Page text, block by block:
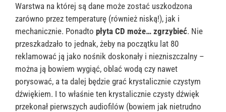
Warstwa na której są dane może zostać uszkodzona
zarówno przez temperaturę (również niską!), jak i
mechanicznie. Ponadto płyta CD może… zgrzybieć. Nie
przeszkadzało to jednak, żeby na początku lat 80
reklamować ją jako nośnik doskonały i niezniszczalny –
można ją bowiem wygiąć, oblać wodą czy nawet
porysować, a ta dalej będzie grać krystalicznie czystym
dźwiękiem. I to właśnie ten krystalicznie czysty dźwięk
przekonał pierwszych audiofilów (bowiem jak nietrudno